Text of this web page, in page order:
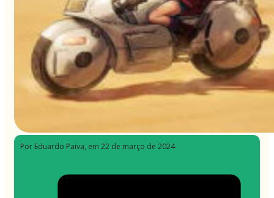
Por Eduardo Paiva, em 22 de março de 2024